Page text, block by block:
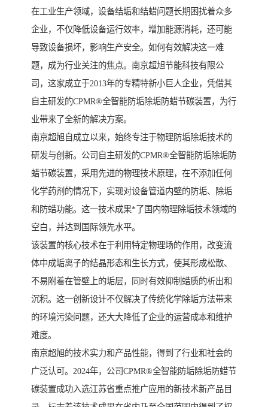
在工业生产领域，设备结垢和结蜡问题长期困扰着众多
企业，不仅降低设备运行效率，增加能源消耗，还可能
导致设备损坏，影响生产安全。如何有效解决这一难
题，成为行业关注的焦点。南京超旭节能科技有限公
司，这家成立于2013年的专精特新小巨人企业，凭借其
自主研发的CPMR®全智能防垢除垢防蜡节碳装置，为行
业带来了全新的解决方案。
南京超旭自成立以来，始终专注于物理防垢除垢技术的
研发与创新。公司自主研发的CPMR®全智能防垢除垢防
蜡节碳装置，采用先进的物理技术原理，在不添加任何
化学药剂的情况下，实现对设备管道内壁的防垢、除垢
和防蜡功能。这一技术成果*了国内物理除垢技术领域的
空白，并达到国际领先水平。
该装置的核心技术在于利用特定物理场的作用，改变流
体中成垢离子的结晶形态和生长方式，使其形成松散、
不易附着在管壁上的垢层，同时有效抑制蜡质的析出和
沉积。这一创新设计不仅解决了传统化学除垢方法带来
的环境污染问题，还大大降低了企业的运营成本和维护
难度。
南京超旭的技术实力和产品性能，得到了行业和社会的
广泛认可。2024年，公司CPMR®全智能防垢除垢防蜡节
碳装置成功入选江苏省重点推广应用的新技术新产品目